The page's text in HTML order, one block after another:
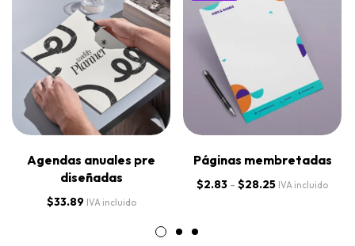
Agendas anuales pre
diseñadas
$33.89 IVA incluido
Páginas membretadas
$2.83 - $28.25 IVA incluido